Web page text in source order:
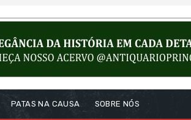
PATAS NA CAUSA SOBRE NÓS